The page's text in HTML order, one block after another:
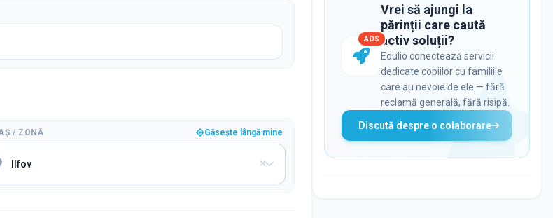
/ ZONĂ Găsește lângă mine
ADS
Vrei să ajungi la
părinții care caută
activ soluții?
Edulio conectează servicii
dedicate copiilor cu familiile
care au nevoie de ele — fără
reclamă generală, fără risipă.
Discută despre o colaborare